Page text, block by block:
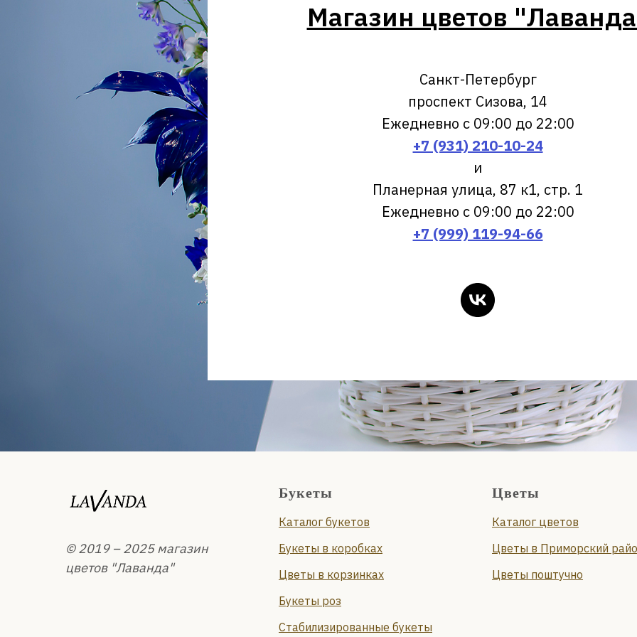
Магазин цветов
Санкт-Петербург
проспект Сизова, 14
Ежедневно с 09:00 до 22:00
+7 (931) 210-10-24
и
Планерная улица, 87 к1, стр. 1
Ежедневно с 09:00 до 22:00
+7 (999) 119-94-66
© 2019 – 2025 магазин
цветов "Лаванда"
Букеты
Каталог букетов
Букеты в коробках
Цветы в корзинках
Букеты роз
Стабилизированные букеты
Цветы
Каталог цветов
Цветы в Приморский
Цветы поштучно